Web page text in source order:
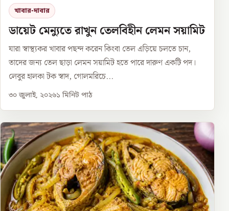
খাবার-দাবার
ডায়েট মেন্যুতে রাখুন তেলবিহীন লেমন সয়ামিট
যারা স্বাস্থ্যকর খাবার পছন্দ করেন কিংবা তেল এড়িয়ে চলতে চান,
তাদের জন্য তেল ছাড়া লেমন সয়ামিট হতে পারে দারুণ একটি পদ।
লেবুর হালকা টক স্বাদ, গোলমরিচে...
৩০ জুলাই, ২০২৬১ মিনিট পাঠ